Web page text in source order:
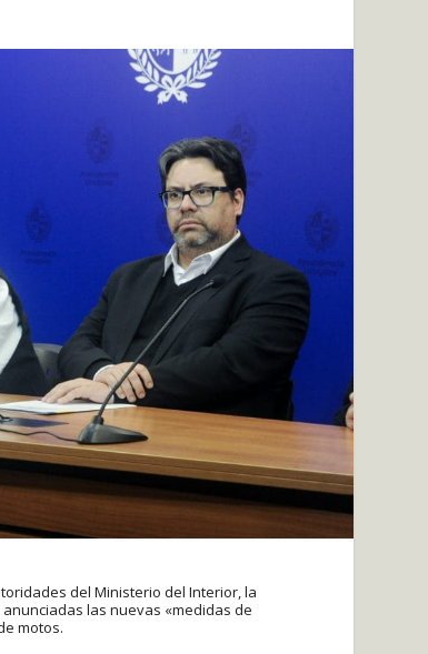
del Ministerio del Interior, la
las nuevas «medidas de
motos.